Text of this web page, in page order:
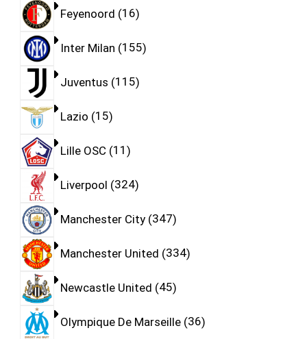
Feyenoord 16
Inter Milan 155
Juventus 115
Lazio 15
Lille OSC 11
Liverpool 324
Manchester City 347
Manchester United 334
Newcastle United 45
Olympique De Marseille 36